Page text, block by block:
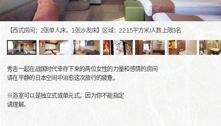
【西式房间：2张单人床，1张沙发床】区域：22.15平方米/人数上限3名
秀吉一起在战国时代幸存下来的两位女性的力量和感情的房间
请在平静的日本空间中治愈这次旅行的疲惫。
※浴室可以是独立式或单元式。因为你不能指定
请理解。